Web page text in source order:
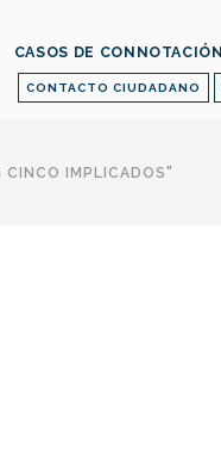
CONTACTO CIUDADANO
CASOS DE CONNOTACIÓN
CINCO IMPLICADOS"